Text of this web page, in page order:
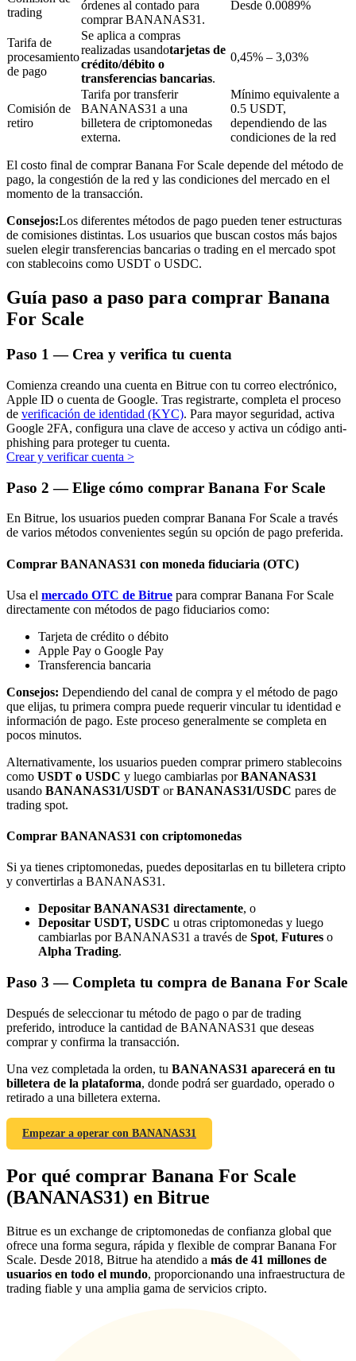
Inversión automática
Obtenga ganancias a largo plazo e intereses flexibles
Obtenga más información sobre cómo obtener ingresos pasivos
Bitrue Partners
¡Hasta un 65% de comisiones!
Invita a un amigo para recibir recompensas en efectivo
BTC Welcome Rewards
BTC Welcome Rewards
Deposit & Trade BTC to Share 25000 USDT prize pool!
Share 500000 CASHCAT prize pool
Exclusive for BitMart Users
Register & Trade to Win 500,000 USDT
trading
órdenes al contado para
comprar BANANAS31.
Desde 0.0089%
Tarifa de
procesamiento
de pago
Se aplica a compras
realizadas usandotarjetas de
crédito/débito o
transferencias bancarias.
0,45% – 3,03%
Comisión de
retiro
Tarifa por transferir
BANANAS31 a una
billetera de criptomonedas
externa.
Mínimo equivalente a
0.5 USDT,
dependiendo de las
condiciones de la red
El costo final de comprar Banana For Scale depende del método de
pago, la congestión de la red y las condiciones del mercado en el
momento de la transacción.
Consejos:Los diferentes métodos de pago pueden tener estructuras
de comisiones distintas. Los usuarios que buscan costos más bajos
suelen elegir transferencias bancarias o trading en el mercado spot
con stablecoins como USDT o USDC.
Guía paso a paso para comprar Banana
For Scale
Paso 1 — Crea y verifica tu cuenta
Comienza creando una cuenta en Bitrue con tu correo electrónico,
Apple ID o cuenta de Google. Tras registrarte, completa el proceso
de verificación de identidad (KYC). Para mayor seguridad, activa
Google 2FA, configura una clave de acceso y activa un código anti-
phishing para proteger tu cuenta.
Crear y verificar cuenta >
Paso 2 — Elige cómo comprar Banana For Scale
En Bitrue, los usuarios pueden comprar Banana For Scale a través
de varios métodos convenientes según su opción de pago preferida.
Comprar BANANAS31 con moneda fiduciaria (OTC)
Usa el mercado OTC de Bitrue para comprar Banana For Scale
directamente con métodos de pago fiduciarios como:
Tarjeta de crédito o débito
Apple Pay o Google Pay
Transferencia bancaria
Consejos: Dependiendo del canal de compra y el método de pago
que elijas, tu primera compra puede requerir vincular tu identidad e
información de pago. Este proceso generalmente se completa en
pocos minutos.
Alternativamente, los usuarios pueden comprar primero stablecoins
como USDT o USDC y luego cambiarlas porBANANAS31
usando BANANAS31/USDT orBANANAS31/USDC pares de
trading spot.
Comprar BANANAS31 con criptomonedas
Si ya tienes criptomonedas, puedes depositarlas en tu billetera cripto
y convertirlas a BANANAS31.
Depositar BANANAS31 directamente, o
Depositar USDT, USDC u otras criptomonedas y luego
cambiarlas por BANANAS31 a través de Spot, Futures o
Alpha Trading.
Paso 3 — Completa tu compra de Banana For Scale
Después de seleccionar tu método de pago o par de trading
preferido, introduce la cantidad de BANANAS31 que deseas
comprar y confirma la transacción.
Una vez completada la orden, tu BANANAS31 aparecerá en tu
billetera de la plataforma, donde podrá ser guardado, operado o
retirado a una billetera externa.
Empezar a operar con BANANAS31
Por qué comprar Banana For Scale
(BANANAS31) en Bitrue
Bitrue es un exchange de criptomonedas de confianza global que
ofrece una forma segura, rápida y flexible de comprar Banana For
Scale. Desde 2018, Bitrue ha atendido a más de 41 millones de
usuarios en todo el mundo, proporcionando una infraestructura de
trading fiable y una amplia gama de servicios cripto.